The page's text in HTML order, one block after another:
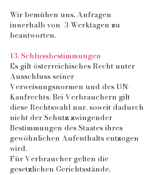
Wir bemühen uns, Anfragen
innerhalb von 3 Werktagen zu
beantworten.
13. Schlussbestimmungen
Es gilt österreichisches Recht unter
Ausschluss seiner
Verweisungsnormen und des UN-
Kaufrechts. Bei Verbrauchern gilt
diese Rechtswahl nur, soweit dadurch
nicht der Schutz zwingender
Bestimmungen des Staates ihres
gewöhnlichen Aufenthalts entzogen
wird.
Für Verbraucher gelten die
gesetzlichen Gerichtsstände.